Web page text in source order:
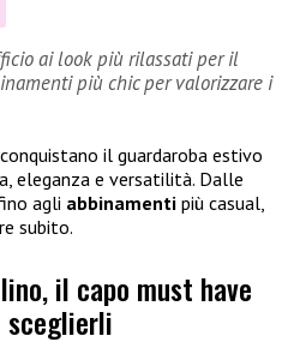
ai look più rilassati per il
più chic per valorizzare i
conquistano il guardaroba estivo
eleganza e versatilità. Dalle
agli abbinamenti più casual,
subito.
il capo must have
sceglierli